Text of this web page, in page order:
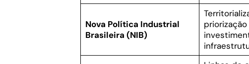
Nova Política Industrial
Brasileira (NIB)